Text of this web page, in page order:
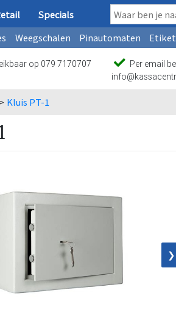
Specials
Weegschalen Pinautomaten
op 079 7170707
Per email
> Kluis PT-1
❯